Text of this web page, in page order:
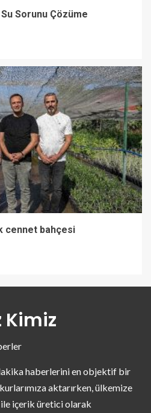
Sorunu Çözüme
cennet bahçesi
Kimiz
haberlerini en objektif bir
aktarırken, ülkemize
ile içerik üretici olarak